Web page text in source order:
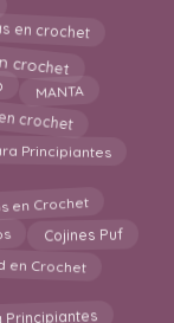
en crochet
crochet
MANTA
crochet
Principiantes
en Crochet
Cojines Puf
en Crochet
Principiantes